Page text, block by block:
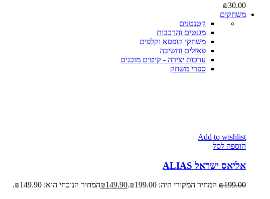
₪30.00
משחקים
קטנטנים
מגנטים והרכבות
משחקי קופסא וקלפים
פאזלים וחשיבה
ערכות יצירה - קיטים מוכנים
ספרי משחק
Add to wishlist
הוספה לסל
אליאס ישראל ALIAS
₪199.00 המחיר המקורי היה: ₪199.00. ₪149.90 המחיר הנוכחי הוא: ₪149.90.